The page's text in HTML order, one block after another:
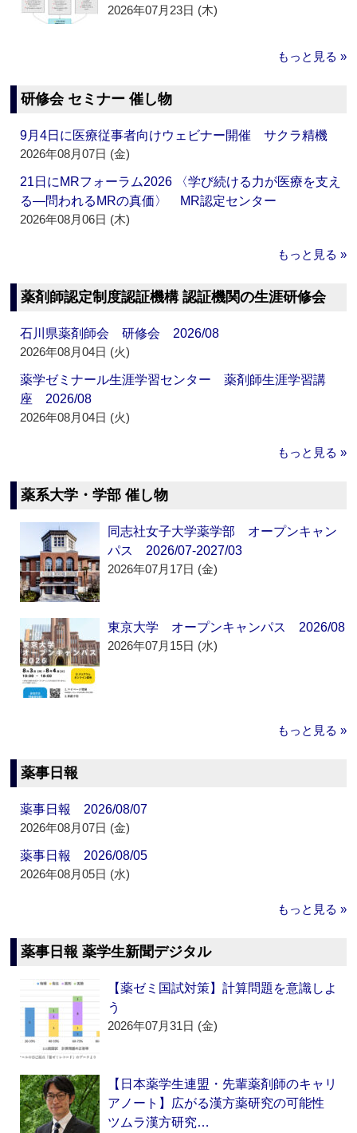
2026年07月23日 (木)
もっと見る »
研修会 セミナー 催し物
9月4日に医療従事者向けウェビナー開催 サクラ精機
2026年08月07日 (金)
21日にMRフォーラム2026 〈学び続ける力が医療を支え
る―問われるMRの真価〉 MR認定センター
2026年08月06日 (木)
もっと見る »
薬剤師認定制度認証機構 認証機関の生涯研修会
石川県薬剤師会 研修会 2026/08
2026年08月04日 (火)
薬学ゼミナール生涯学習センター 薬剤師生涯学習講
座 2026/08
2026年08月04日 (火)
もっと見る »
薬系大学・学部 催し物
同志社女子大学薬学部 オープンキャン
パス 2026/07-2027/03
2026年07月17日 (金)
東京大学 オープンキャンパス 2026/08
2026年07月15日 (水)
もっと見る »
薬事日報
薬事日報 2026/08/07
2026年08月07日 (金)
薬事日報 2026/08/05
2026年08月05日 (水)
もっと見る »
薬事日報 薬学生新聞デジタル
【薬ゼミ国試対策】計算問題を意識しよ
う
2026年07月31日 (金)
【日本薬学生連盟・先輩薬剤師のキャリ
アノート】広がる漢方薬研究の可能性
ツムラ漢方研究…